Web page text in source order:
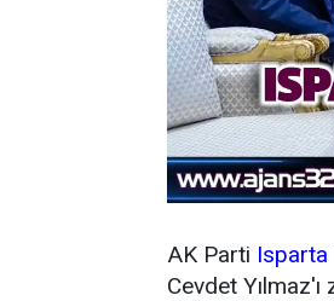
AK Parti Isparta
Cevdet